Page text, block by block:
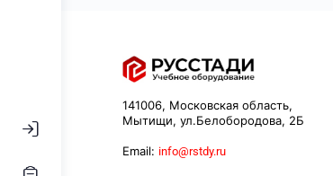
141006, Московская область,
Мытищи, ул.Белобородова, 2Б
Email: info@rstdy.ru